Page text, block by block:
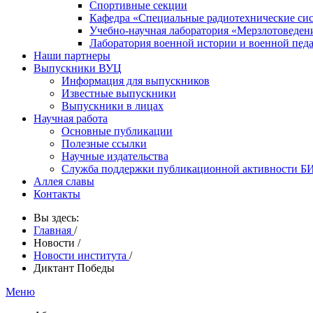
Спортивные секции
Кафедра «Специальные радиотехнические
Учебно-научная лаборатория
Лаборатория военной истории и военной
Наши партнеры
Выпускники ВУЦ
Информация для выпускников
Известные выпускники
Выпускники в лицах
Научная работа
Основные публикации
Полезные ссылки
Научные издательства
Служба поддержки публикационной активности
Аллея славы
Контакты
Вы здесь:
Главная /
Новости /
Новости института /
Диктант Победы
Меню